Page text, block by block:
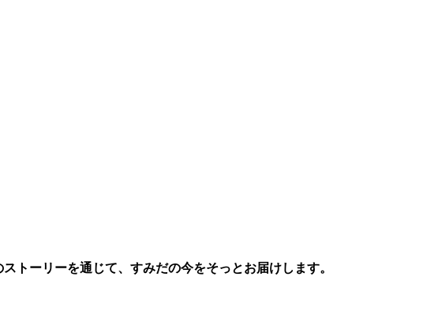
トーリーを通じて、すみだの今をそっとお届けします。